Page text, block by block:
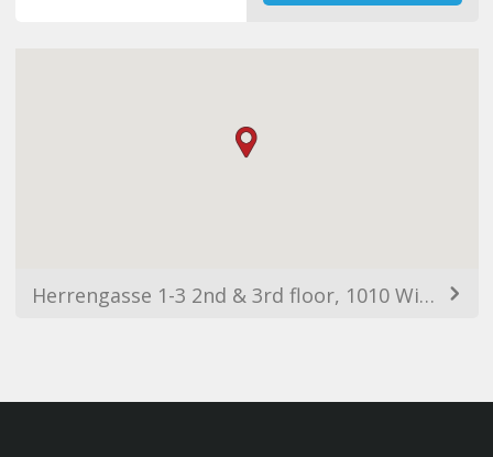
Herrengasse 1-3 2nd & 3rd floor, 1010 Wien, Austria